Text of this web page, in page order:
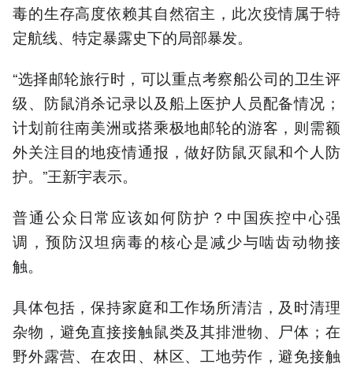
毒的生存高度依赖其自然宿主，此次疫情属于特
定航线、特定暴露史下的局部暴发。
“选择邮轮旅行时，可以重点考察船公司的卫生评
级、防鼠消杀记录以及船上医护人员配备情况；
计划前往南美洲或搭乘极地邮轮的游客，则需额
外关注目的地疫情通报，做好防鼠灭鼠和个人防
护。”王新宇表示。
普通公众日常应该如何防护？中国疾控中心强
调，预防汉坦病毒的核心是减少与啮齿动物接
触。
具体包括，保持家庭和工作场所清洁，及时清理
杂物，避免直接接触鼠类及其排泄物、尸体；在
野外露营、在农田、林区、工地劳作，避免接触